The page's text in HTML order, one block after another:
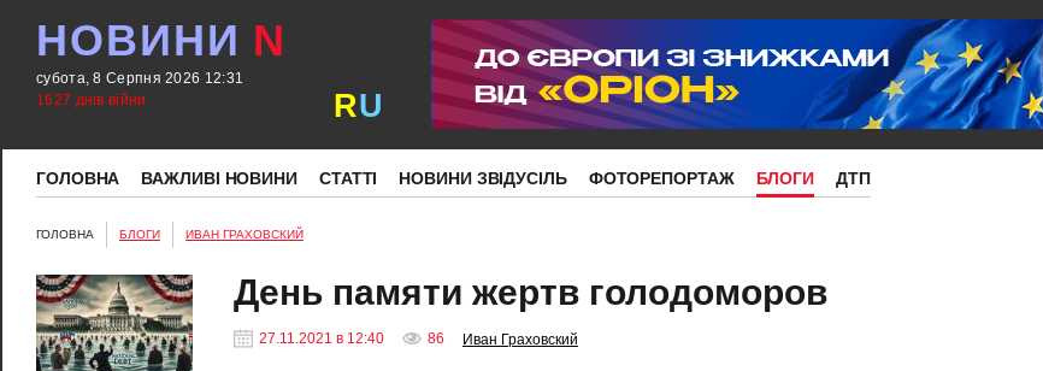
НОВИНИ N
субота, 8 Серпня 2026 12:31
1627 днів війни
RU
ГОЛОВНА ВАЖЛИВІ НОВИНИ СТАТТІ НОВИНИ ЗВІДУСІЛЬ ФОТОРЕПОРТАЖ БЛОГИ ДТП
ГОЛОВНА БЛОГИ ИВАН ГРАХОВСКИЙ
День памяти жертв голодоморов
27.11.2021 в 12:40 86 Иван Граховский